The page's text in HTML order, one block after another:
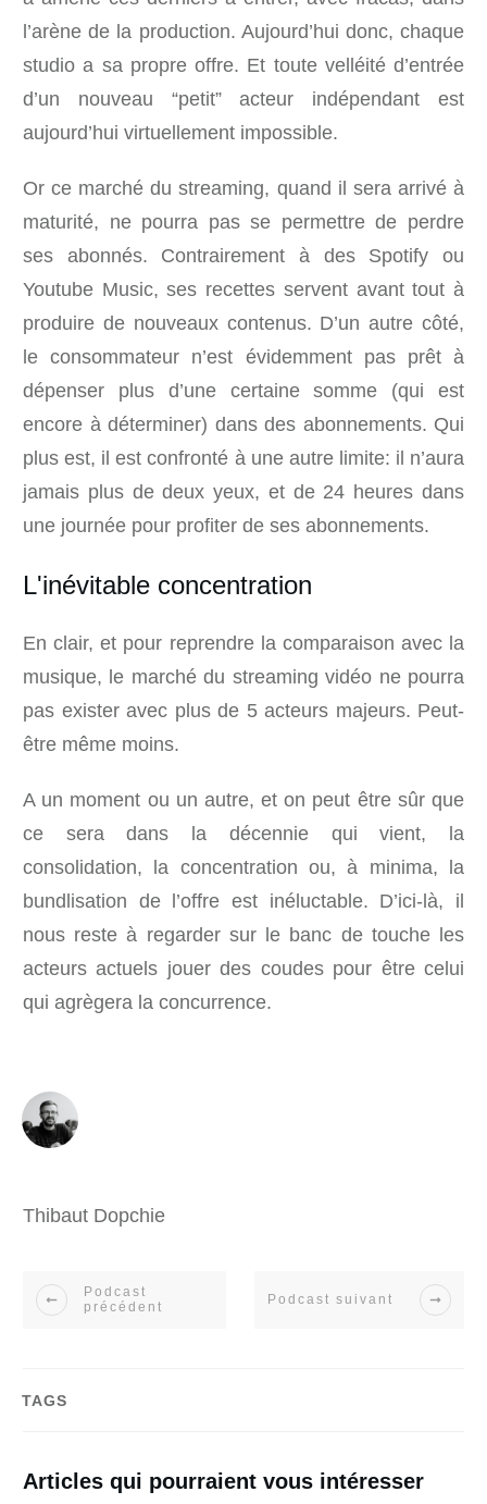
l’arène de la production. Aujourd’hui donc, chaque
studio a sa propre offre. Et toute velléité d’entrée
d’un nouveau “petit” acteur indépendant est
aujourd’hui virtuellement impossible.
Or ce marché du streaming, quand il sera arrivé à
maturité, ne pourra pas se permettre de perdre
ses abonnés. Contrairement à des Spotify ou
Youtube Music, ses recettes servent avant tout à
produire de nouveaux contenus. D’un autre côté,
le consommateur n’est évidemment pas prêt à
dépenser plus d’une certaine somme (qui est
encore à déterminer) dans des abonnements. Qui
plus est, il est confronté à une autre limite: il n’aura
jamais plus de deux yeux, et de 24 heures dans
une journée pour profiter de ses abonnements.
L'inévitable concentration
En clair, et pour reprendre la comparaison avec la
musique, le marché du streaming vidéo ne pourra
pas exister avec plus de 5 acteurs majeurs. Peut-
être même moins.
A un moment ou un autre, et on peut être sûr que
ce sera dans la décennie qui vient, la
consolidation, la concentration ou, à minima, la
bundlisation de l’offre est inéluctable. D’ici-là, il
nous reste à regarder sur le banc de touche les
acteurs actuels jouer des coudes pour être celui
qui agrègera la concurrence.
Thibaut Dopchie
Podcast
précédent
Podcast suivant
TAGS
Articles qui pourraient vous intéresser